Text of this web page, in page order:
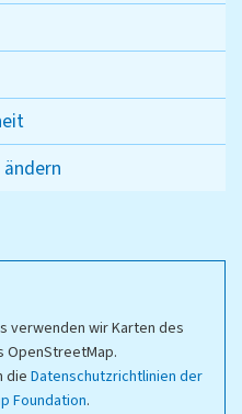
verwenden wir Karten des
OpenStreetMap.
die Datenschutzrichtlinien der
Foundation.